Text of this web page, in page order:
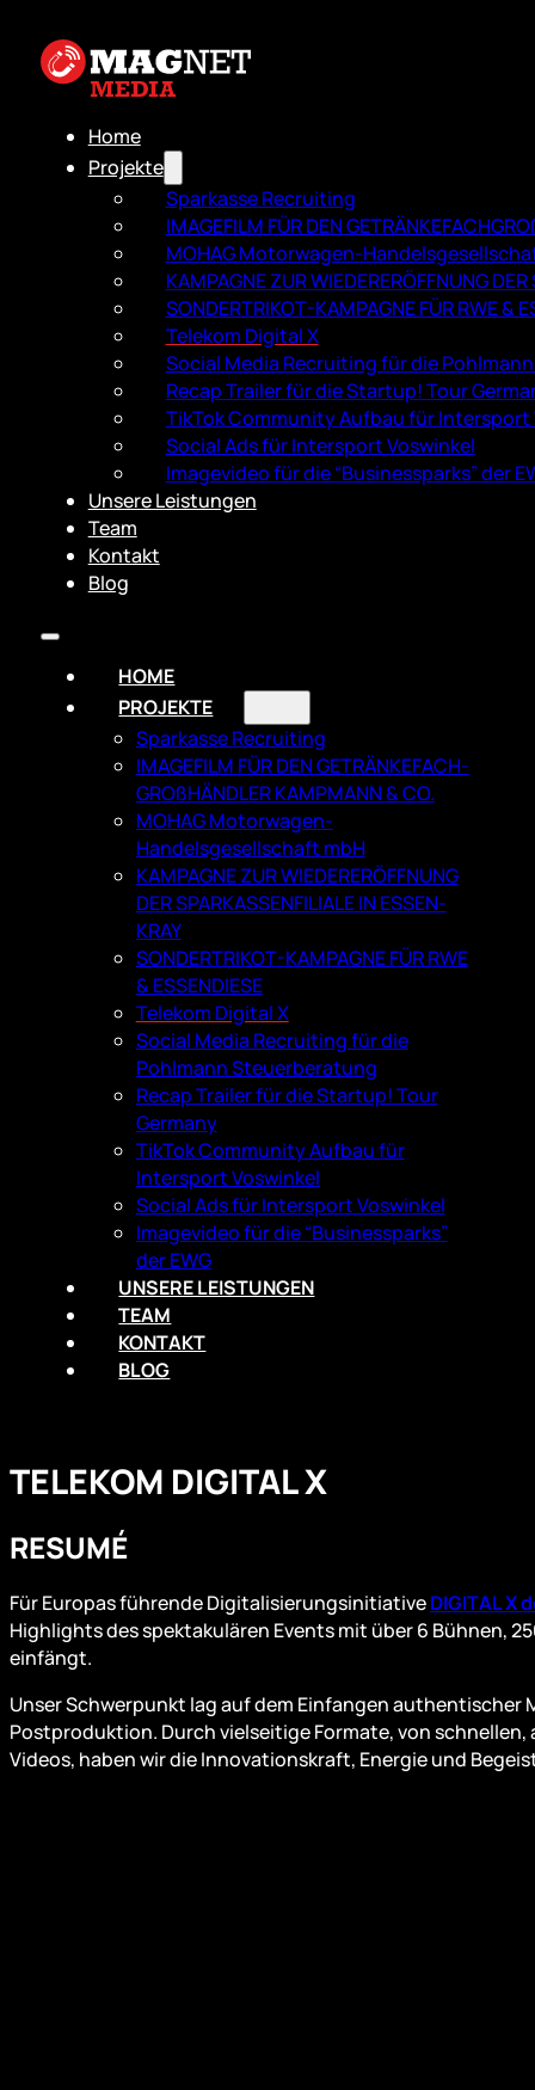
Home
Projekte
Sparkasse Recruiting
IMAGEFILM FÜR DEN
MOHAG Motorwagen-
KAMPAGNE ZUR WIEDERERÖFFNUNG
SONDERTRIKOT-KAMPAGNE FÜR RWE &
Telekom Digital X
Social Media Recruiting für die
Recap Trailer für die Startup! Tour
TikTok Community Aufbau für Intersport
Social Ads für Intersport Voswinkel
Imagevideo für die “Businessparks” der
Unsere Leistungen
Team
Kontakt
Blog
HOME
PROJEKTE
Sparkasse Recruiting
IMAGEFILM FÜR DEN GETRÄNKEFACH­
GROßHÄNDLER KAMPMANN & CO.
MOHAG Motorwagen-
Handelsgesellschaft mbH
KAMPAGNE ZUR WIEDERERÖFFNUNG
DER SPARKASSENFILIALE IN ESSEN-
KRAY
SONDERTRIKOT-KAMPAGNE FÜR RWE
& ESSENDIESE
Telekom Digital X
Social Media Recruiting für die
Pohlmann Steuerberatung
Recap Trailer für die Startup! Tour
Germany
TikTok Community Aufbau für
Intersport Voswinkel
Social Ads für Intersport Voswinkel
Imagevideo für die “Businessparks”
der EWG
UNSERE LEISTUNGEN
TEAM
KONTAKT
BLOG
TELEKOM DIGITAL X
RESUMÉ
Für Europas führende DigitalisierungsinitiativeDIGITAL X
Highlights des spektakulären Events mit über 6 Bühnen,
einfängt.
Unser Schwerpunkt lag auf dem Einfangen
Postproduktion. Durch vielseitige Formate, von
Videos, haben wir die Innovationskraft, Energie und